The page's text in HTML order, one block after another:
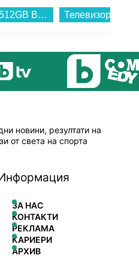
Смартфон Apple iPhone 17 512GB Black mg6p4 , 512 GB, 8 GB...
новини, резултати на
от света на спорта
ЗА НАС
КОНТАКТИ
РЕКЛАМА
КАРИЕРИ
АРХИВ